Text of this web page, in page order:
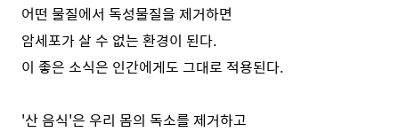
어떤 물질에서 독성물질을 제거하면
암세포가 살 수 없는 환경이 된다.
이 좋은 소식은 인간에게도 그대로 적용된다.
'산 음식'은 우리 몸의 독소를 제거하고